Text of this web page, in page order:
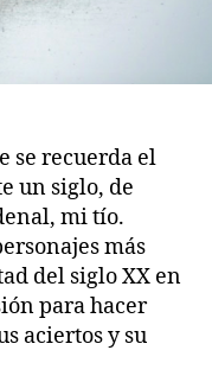
se recuerda el
un siglo, de
mi tío.
más
del siglo XX en
para hacer
aciertos y su